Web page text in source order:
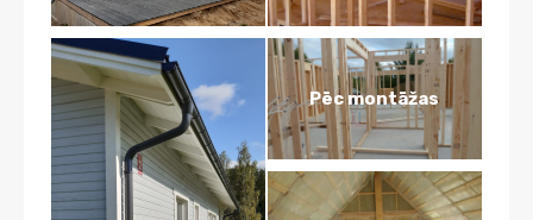
Pēc montāžas